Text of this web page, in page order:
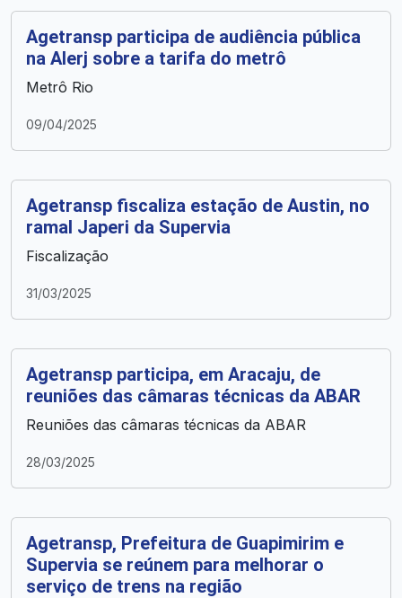
Agetransp participa de audiência pública
na Alerj sobre a tarifa do metrô
Metrô Rio
09/04/2025
Agetransp fiscaliza estação de Austin, no
ramal Japeri da Supervia
Fiscalização
31/03/2025
Agetransp participa, em Aracaju, de
reuniões das câmaras técnicas da ABAR
Reuniões das câmaras técnicas da ABAR
28/03/2025
Agetransp, Prefeitura de Guapimirim e
Supervia se reúnem para melhorar o
serviço de trens na região